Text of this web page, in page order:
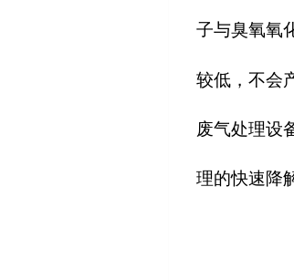
子与臭氧氧
较低，不会
废气处理设
理的快速降